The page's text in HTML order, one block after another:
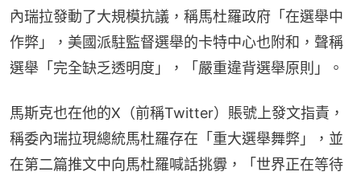
內瑞拉發動了大規模抗議，稱馬杜羅政府「在選舉中
作弊」，美國派駐監督選舉的卡特中心也附和，聲稱
選舉「完全缺乏透明度」，「嚴重違背選舉原則」。
馬斯克也在他的X（前稱Twitter）賬號上發文指責，
稱委內瑞拉現總統馬杜羅存在「重大選舉舞弊」，並
在第二篇推文中向馬杜羅喊話挑釁，「世界正在等待